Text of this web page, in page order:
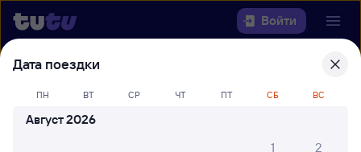
Войти
Выберите день, чтобы найти
билеты Красноуфимск — Ижевск
Откуда
Дата поездки
ПН ВТ СР ЧТ ПТ СБ ВС
Август 2026
1
2